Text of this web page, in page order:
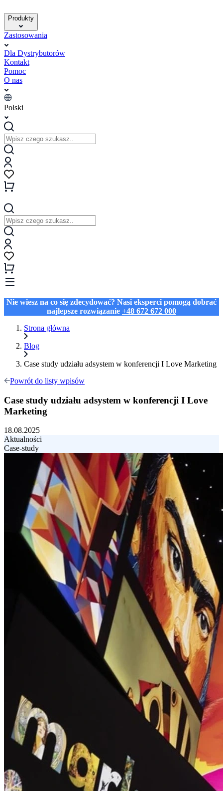
Produkty
Zastosowania
Dla Dystrybutorów
Kontakt
Pomoc
O nas
Polski
Nie wiesz na co się zdecydować? Nasi eksperci pomogą dobrać
najlepsze rozwiązanie +48 672 672 000
Strona główna
Blog
Case study udziału adsystem w konferencji I Love Marketing
Powrót do listy wpisów
Case study udziału adsystem w konferencji I Love
Marketing
18.08.2025
Aktualności
Case-study